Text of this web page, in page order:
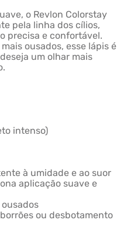
o Revlon Colorstay
pela linha dos cílios,
precisa e confortável.
ousados, esse lápis é
um olhar mais
intenso)
à umidade e ao suor
aplicação suave e
ou desbotamento